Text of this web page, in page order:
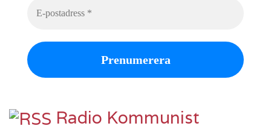
Radio Kommunist